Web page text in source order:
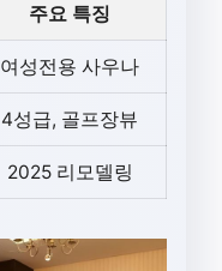
주요 특징
여성전용 사우나
4성급, 골프장뷰
2025 리모델링